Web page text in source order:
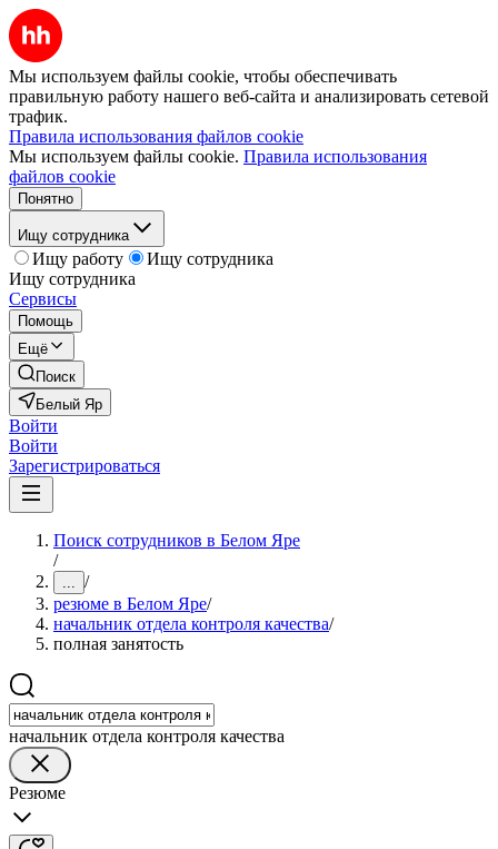
Мы используем файлы cookie, чтобы обеспечивать
правильную работу нашего веб-сайта и анализировать сетевой
трафик.
Правила использования файлов cookie
Мы используем файлы cookie. Правила использования
файлов cookie
Понятно
Ищу сотрудника
Ищу работу
Ищу сотрудника
Ищу сотрудника
Сервисы
Помощь
Ещё
Поиск
Белый Яр
Войти
Войти
Зарегистрироваться
Поиск сотрудников в Белом Яре
/
... /
резюме в Белом Яре/
начальник отдела контроля качества/
полная занятость
начальник отдела контроля качества
Резюме